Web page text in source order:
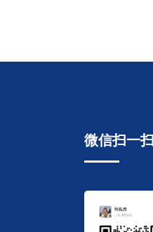
微信扫一扫